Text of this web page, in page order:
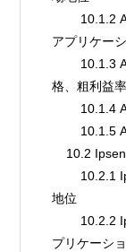
アプリケー
格、粗利益
    10.2 Ipsen
地位
プリケーシ